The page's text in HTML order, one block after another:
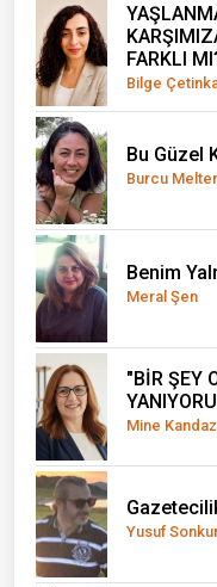
FARKLI
Bilge
Bu Güzel
Burcu
Benim
Meral Şen
"BİR ŞEY
Mine Kandaz
Yusuf